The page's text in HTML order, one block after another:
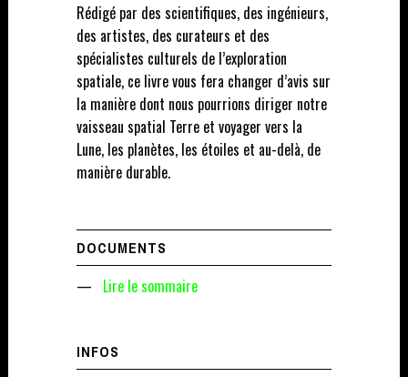
Rédigé par des scientifiques, des ingénieurs,
des artistes, des curateurs et des
spécialistes culturels de l’exploration
spatiale, ce livre vous fera changer d’avis sur
la manière dont nous pourrions diriger notre
vaisseau spatial Terre et voyager vers la
Lune, les planètes, les étoiles et au-delà, de
manière durable.
DOCUMENTS
— Lire le sommaire
INFOS